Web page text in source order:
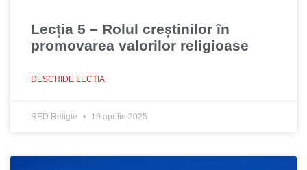
Lecția 5 – Rolul creştinilor în
promovarea valorilor religioase
DESCHIDE LECȚIA
RED Religie 19 aprilie 2025